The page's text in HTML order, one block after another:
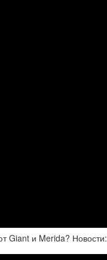
Giant и Merida? Новости: